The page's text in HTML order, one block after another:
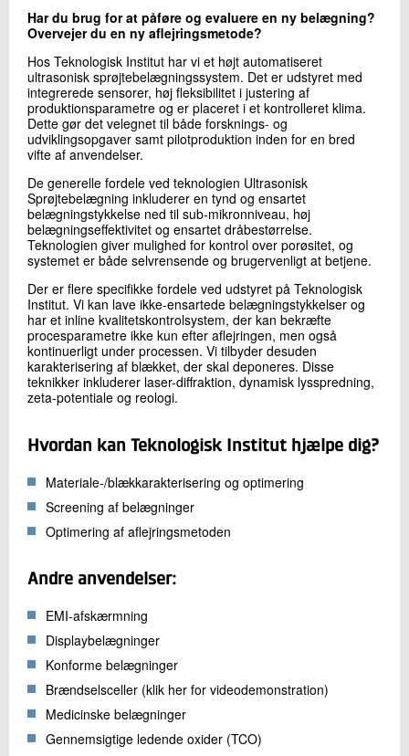
+45 72 20 21 34
Send e-mail
Skriv til mig
Har du brug for at påføre og evaluere en ny belægning?
Overvejer du en ny aflejringsmetode?
Hos Teknologisk Institut har vi et højt automatiseret
ultrasonisk sprøjtebelægningssystem. Det er udstyret med
integrerede sensorer, høj fleksibilitet i justering af
produktionsparametre og er placeret i et kontrolleret klima.
Dette gør det velegnet til både forsknings- og
udviklingsopgaver samt pilotproduktion inden for en bred
vifte af anvendelser.
De generelle fordele ved teknologien Ultrasonisk
Sprøjtebelægning inkluderer en tynd og ensartet
belægningstykkelse ned til sub-mikronniveau, høj
belægningseffektivitet og ensartet dråbestørrelse.
Teknologien giver mulighed for kontrol over porøsitet, og
systemet er både selvrensende og brugervenligt at betjene.
Der er flere specifikke fordele ved udstyret på Teknologisk
Institut. Vi kan lave ikke-ensartede belægningstykkelser og
har et inline kvalitetskontrolsystem, der kan bekræfte
procesparametre ikke kun efter aflejringen, men også
kontinuerligt under processen. Vi tilbyder desuden
karakterisering af blækket, der skal deponeres. Disse
teknikker inkluderer laser-diffraktion, dynamisk lysspredning,
zeta-potentiale og reologi.
Hvordan kan Teknologisk Institut hjælpe dig?
Materiale-/blækkarakterisering og optimering
Screening af belægninger
Optimering af aflejringsmetoden
Andre anvendelser:
EMI-afskærmning
Displaybelægninger
Konforme belægninger
Brændselsceller (klik her for videodemonstration)
Medicinske belægninger
Gennemsigtige ledende oxider (TCO)